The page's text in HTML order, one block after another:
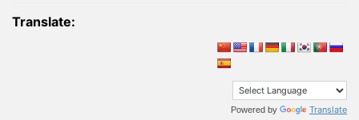
Translate:
Powered by Translate